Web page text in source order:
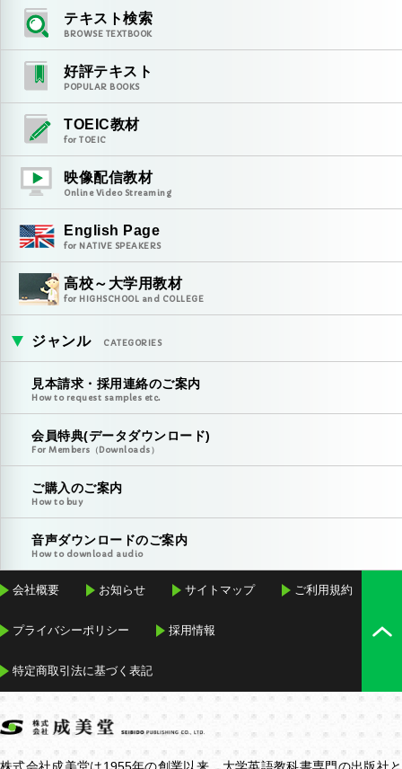
テキスト検索
BROWSE TEXTBOOK
好評テキスト
POPULAR BOOKS
TOEIC教材
for TOEIC
映像配信教材
Online Video Streaming
English Page
for NATIVE SPEAKERS
高校～大学用教材
for HIGHSCHOOL and COLLEGE
ジャンル CATEGORIES
見本請求・採用連絡のご案内
How to request samples etc.
会員特典(データダウンロード)
For Members（Downloads）
ご購入のご案内
How to buy
音声ダウンロードのご案内
How to download audio
会社概要 お知らせ サイトマップ ご利用規約
プライバシーポリシー 採用情報
特定商取引法に基づく表記